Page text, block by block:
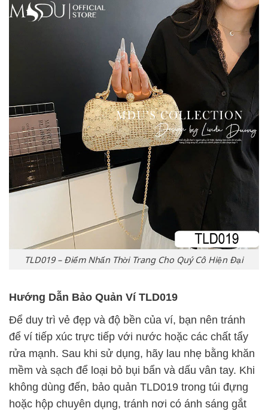
TLD019 – Điểm Nhấn Thời Trang Cho Quý Cô Hiện Đại
Hướng Dẫn Bảo Quản Ví TLD019
Để duy trì vẻ đẹp và độ bền của ví, bạn nên tránh
để ví tiếp xúc trực tiếp với nước hoặc các chất tẩy
rửa mạnh. Sau khi sử dụng, hãy lau nhẹ bằng khăn
mềm và sạch để loại bỏ bụi bẩn và dấu vân tay. Khi
không dùng đến, bảo quản TLD019 trong túi đựng
hoặc hộp chuyên dụng, tránh nơi có ánh sáng gắt